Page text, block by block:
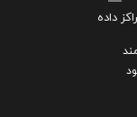
داده